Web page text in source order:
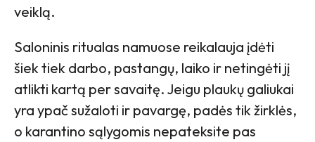
veiklą.
Saloninis ritualas namuose reikalauja įdėti
šiek tiek darbo, pastangų, laiko ir netingėti jį
atlikti kartą per savaitę. Jeigu plaukų galiukai
yra ypač sužaloti ir pavargę, padės tik žirklės,
o karantino sąlygomis nepateksite pas